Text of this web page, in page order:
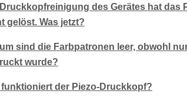
des Gerätes hat das
gelöst. Was jetzt?
sind die Farbpatronen leer, obwohl
wurde?
funktioniert der Piezo-Druckkopf?